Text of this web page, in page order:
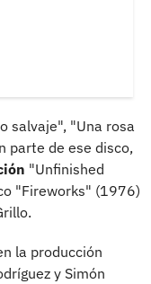
salvaje", "Una rosa
parte de ese disco,
"Unfinished
"Fireworks" (1976)
la producción
y Simón